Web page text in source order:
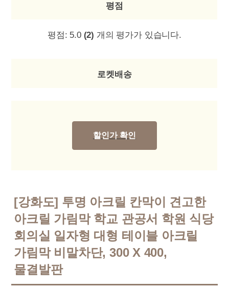
평점
평점: 5.0 (2) 개의 평가가 있습니다.
로켓배송
할인가 확인
[강화도] 투명 아크릴 칸막이 견고한
아크릴 가림막 학교 관공서 학원 식당
회의실 일자형 대형 테이블 아크릴
가림막 비말차단, 300 X 400,
물결발판